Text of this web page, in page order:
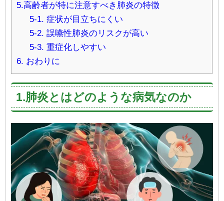
5.高齢者が特に注意すべき肺炎の特徴
5-1. 症状が目立ちにくい
5-2. 誤嚥性肺炎のリスクが高い
5-3. 重症化しやすい
6. おわりに
1.肺炎とはどのような病気なのか